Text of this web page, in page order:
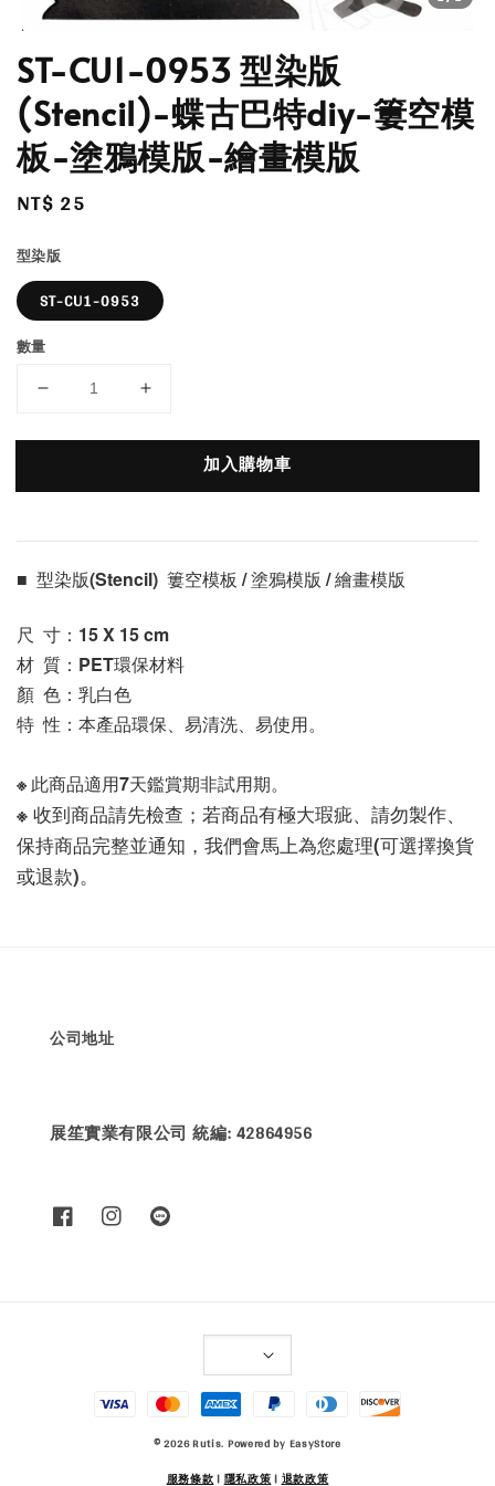
ST-CU1-0953 型染版
(Stencil)-蝶古巴特diy-簍空模
板-塗鴉模版-繪畫模版
Regular
NT$ 25
型染版
ST-CU1-0953
數量
加入購物車
■  型染版(Stencil)  簍空模板 / 塗鴉模版 / 繪畫模版
尺  寸：15 X 15 cm
材  質：PET環保材料
顏  色：乳白色
特  性：本產品環保、易清洗、易使用。
※ 此商品適用7天鑑賞期非試用期。
※ 收到商品請先檢查；若商品有極大瑕疵、請勿製作、
保持商品完整並通知，我們會馬上為您處理(可選擇換貨
或退款)。
公司地址
展笙實業有限公司 統編: 42864956
© 2026 Rutis. Powered by EasyStore
服務條款| 隱私政策| 退款政策